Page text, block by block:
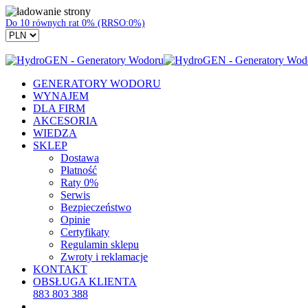
Do 10 równych rat 0% (RRSO:0%)
GENERATORY WODORU
WYNAJEM
DLA FIRM
AKCESORIA
WIEDZA
SKLEP
Dostawa
Płatność
Raty 0%
Serwis
Bezpieczeństwo
Opinie
Certyfikaty
Regulamin sklepu
Zwroty i reklamacje
KONTAKT
OBSŁUGA KLIENTA
883 803 388